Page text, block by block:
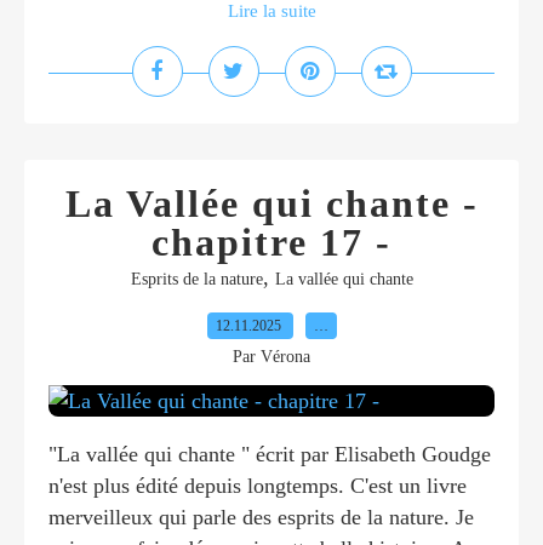
Lire la suite
La Vallée qui chante -
chapitre 17 -
Esprits de la nature, La vallée qui chante
12.11.2025 …
Par Vérona
"La vallée qui chante " écrit par Elisabeth Goudge
n'est plus édité depuis longtemps. C'est un livre
merveilleux qui parle des esprits de la nature. Je